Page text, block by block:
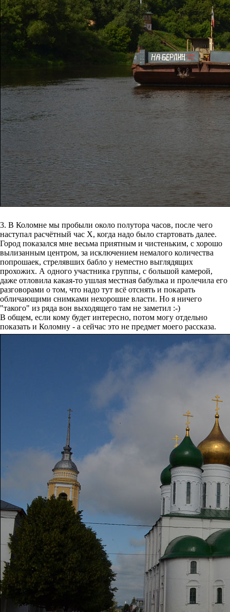
3. В Коломне мы пробыли около полутора часов, после чего
наступал расчётный час X, когда надо было стартовать далее.
Город показался мне весьма приятным и чистеньким, с хорошо
вылизанным центром, за исключением немалого количества
попрошаек, стрелявших бабло у неместно выглядящих
прохожих. А одного участника группы, с большой камерой,
даже отловила какая-то ушлая местная бабулька и пролечила его
разговорами о том, что надо тут всё отснять и покарать
обличающими снимками нехорошие власти. Но я ничего
"такого" из ряда вон выходящего там не заметил :-)
В общем, если кому будет интересно, потом могу отдельно
показать и Коломну - а сейчас это не предмет моего рассказа.